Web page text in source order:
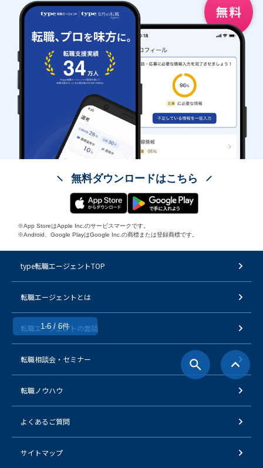
1-6 / 6件
無料ダウンロードはこちら
※App StoreはApple Inc.のサービスマークです。
※Android、Google PlayはGoogle Inc.の商標または登録商標です。
type転職エージェントTOP
転職エージェントとは
転職エージェントの面談
転職相談会・セミナー
転職ノウハウ
よくあるご質問
サイトマップ